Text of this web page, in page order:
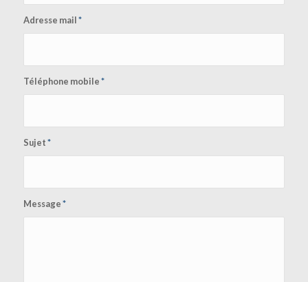
Adresse mail*
Téléphone mobile*
Sujet*
Message*